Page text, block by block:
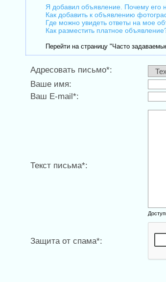
Я добавил объявление. Почему его
Как добавить к объявлению
Где можно увидеть ответы на мое
Как разместить платное
Перейти на страницу "Часто
Адресовать письмо*:
Ваше имя:
Ваш E-mail*:
Текст письма*:
Защита от спама*: